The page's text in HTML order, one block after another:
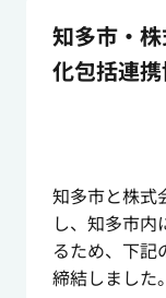
知多市・
化包括連
知多市と株式
し、知多市
るため、下記
締結しました。